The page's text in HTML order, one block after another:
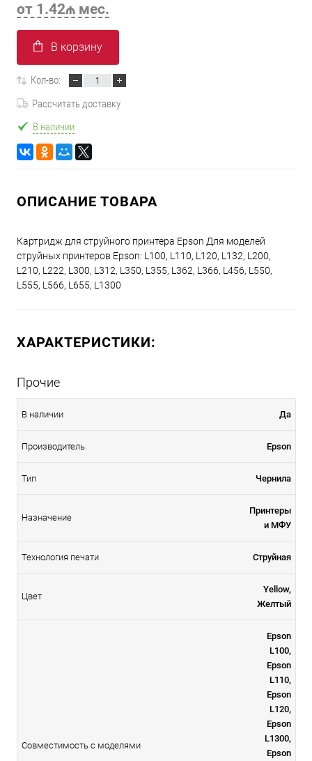
от 1.42₼ мес.
В корзину
Кол-во:
Рассчитать доставку
В наличии
ОПИСАНИЕ ТОВАРА
Картридж для струйного принтера Epson Для моделей
струйных принтеров Epson: L100, L110, L120, L132, L200,
L210, L222, L300, L312, L350, L355, L362, L366, L456, L550,
L555, L566, L655, L1300
ХАРАКТЕРИСТИКИ:
Прочие
В наличии Да
Производитель Epson
Тип Чернила
Назначение
Принтеры
и МФУ
Технология печати Струйная
Цвет
Yellow,
Желтый
Совместимость с моделями
Epson
L100,
Epson
L110,
Epson
L120,
Epson
L1300,
Epson